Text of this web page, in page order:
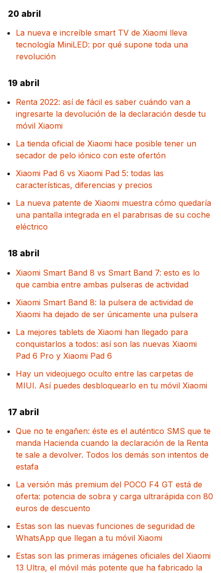
20 abril
La nueva e increíble smart TV de Xiaomi lleva
tecnología MiniLED: por qué supone toda una
revolución
19 abril
Renta 2022: así de fácil es saber cuándo van a
ingresarte la devolución de la declaración desde tu
móvil Xiaomi
La tienda oficial de Xiaomi hace posible tener un
secador de pelo iónico con este ofertón
Xiaomi Pad 6 vs Xiaomi Pad 5: todas las
características, diferencias y precios
La nueva patente de Xiaomi muestra cómo quedaría
una pantalla integrada en el parabrisas de su coche
eléctrico
18 abril
Xiaomi Smart Band 8 vs Smart Band 7: esto es lo
que cambia entre ambas pulseras de actividad
Xiaomi Smart Band 8: la pulsera de actividad de
Xiaomi ha dejado de ser únicamente una pulsera
La mejores tablets de Xiaomi han llegado para
conquistarlos a todos: así son las nuevas Xiaomi
Pad 6 Pro y Xiaomi Pad 6
Hay un videojuego oculto entre las carpetas de
MIUI. Así puedes desbloquearlo en tu móvil Xiaomi
17 abril
Que no te engañen: éste es el auténtico SMS que te
manda Hacienda cuando la declaración de la Renta
te sale a devolver. Todos los demás son intentos de
estafa
La versión más premium del POCO F4 GT está de
oferta: potencia de sobra y carga ultrarápida con 80
euros de descuento
Estas son las nuevas funciones de seguridad de
WhatsApp que llegan a tu móvil Xiaomi
Estas son las primeras imágenes oficiales del Xiaomi
13 Ultra, el móvil más potente que ha fabricado la